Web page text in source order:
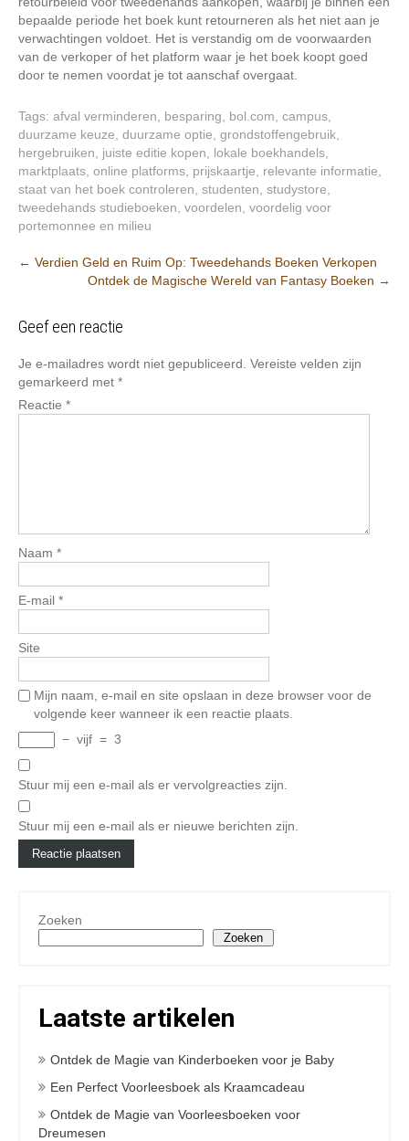
bepaalde periode het boek kunt retourneren als het niet aan je
verwachtingen voldoet. Het is verstandig om de voorwaarden
van de verkoper of het platform waar je het boek koopt goed
door te nemen voordat je tot aanschaf overgaat.
Tags: afval verminderen besparing bol.com campus
duurzame keuze duurzame optie grondstoffengebruik
hergebruiken
juiste editie kopen lokale boekhandels
marktplaats online platforms prijskaartje relevante informatie
staat van het boek controleren studenten studystore
tweedehands studieboeken voordelen voordelig voor
portemonnee en milieu
Post
navigation
← Verdien Geld en Ruim Op: Tweedehands Boeken Verkopen
Ontdek de Magische Wereld van Fantasy Boeken →
Geef een reactie
Je e-mailadres wordt niet gepubliceerd. Vereiste velden zijn
gemarkeerd met *
Reactie *
Naam *
E-mail *
Site
Mijn naam, e-mail en site opslaan in deze browser voor de
volgende keer wanneer ik een reactie plaats.
− vijf = 3
Stuur mij een e-mail als er vervolgreacties zijn.
Stuur mij een e-mail als er nieuwe berichten zijn.
Zoeken
Zoeken
Laatste artikelen
Ontdek de Magie van Kinderboeken voor je Baby
Een Perfect Voorleesboek als Kraamcadeau
Ontdek de Magie van Voorleesboeken voor
Dreumesen